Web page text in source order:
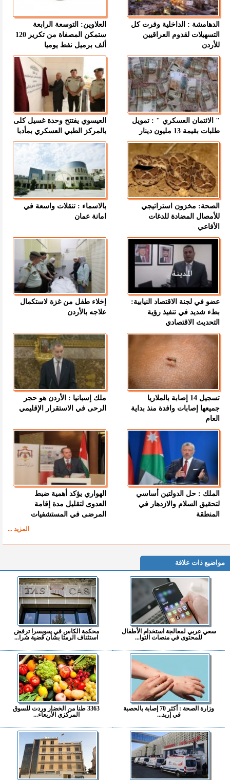
الدهامشة : الداخلية وفرت كل
التسهيلات لقدوم العراقيين
للأردن
العلاوين: التوسعة الرابعة
ستمكن المصفاة من تكرير 120
ألف برميل نفط يوميا
" الائتمان العسكري " : تمويل
طلبات بقيمة 13 مليون دينار
العيسوي يفتتح وحدة غسيل كلى
بالمركز الطبي العسكري بمأدبا
الصحة: مخزون استراتيجي
للأمصال المضادة للدغات
الأفاعي
بالاسماء : تنقلات واسعة في
امانة عمان
عضو في لجنة الاقتصاد النيابية:
بطء شديد في تنفيذ رؤية
التحديث الاقتصادي
إخلاء طفل من غزة لاستكمال
علاجه بالأردن
تسجيل 14 إصابة بالملاريا
جميعها إصابات وافدة منذ بداية
العام
ملك إسبانيا : الأردن هو حجر
الرحى في الاستقرار الإقليمي
الملك : حل الدولتين أساسي
لتحقيق السلام والازدهار في
المنطقة
الهواري يؤكد أهمية ضبط
العدوى لتقليل مدة إقامة
المرضى في المستشفيات
المزيد ...
مواضيع ذات علاقة
سعي عربي لمعالجة استخدام الأطفال
للمحتوى في منصات التوا...
محكمة الكاس في سويسرا ترفض
استئناف الرمثا بشأن قضية شرا...
وزارة الصحة : أكثر 70 إصابة بالحصبة
في إربد...
3363 طنا من الخضار وردت للسوق
المركزي الأربعاء...